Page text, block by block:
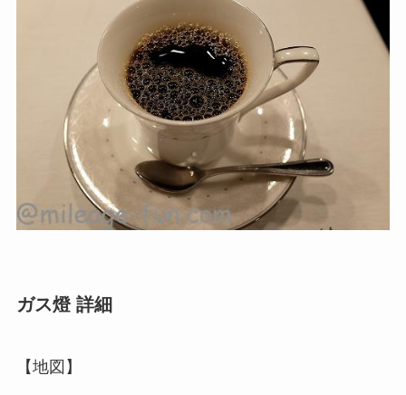
ガス燈 詳細
【地図】